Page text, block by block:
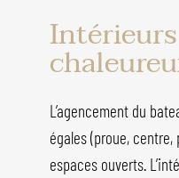
L’agencement du
égales (proue,
espaces ouverts.